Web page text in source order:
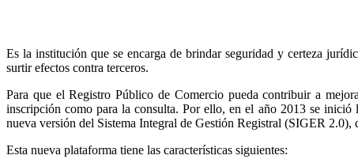
Es la institución que se encarga de brindar seguridad y certeza
surtir efectos contra terceros.
Para que el Registro Público de Comercio pueda contribuir a
inscripción como para la consulta. Por ello, en el año 2013 se
nueva versión del Sistema Integral de Gestión Registral (SIGER 2.0),
Esta nueva plataforma tiene las características siguientes: